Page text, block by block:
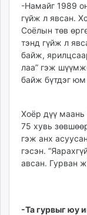
-Намайг 1989
гүйж л явсан.
Соёлын төв
тэнд гүйж л
байж,
лаа” гэж
байж бүтдэг юм
Хоёр дүү маань
75 хувь
гэж анх
гэсэн.
авсан. Гурван
-Та гурвыг юу